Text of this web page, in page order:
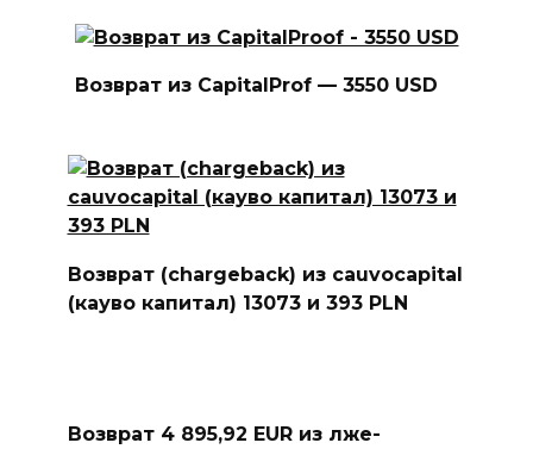
Возврат из CapitalProf — 3550 USD
Возврат (chargeback) из cauvocapital
(кауво капитал) 13073 и 393 PLN
Возврат 4 895,92 EUR из лже-